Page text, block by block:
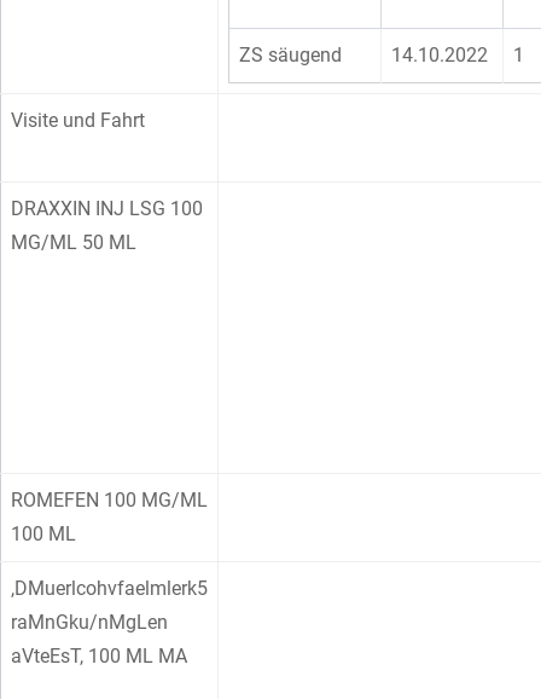
ZS säugend 14.10.2022 1
Visite und Fahrt
DRAXXIN INJ LSG 100
MG/ML 50 ML
ROMEFEN 100 MG/ML
100 ML
,DMuerlcohvfaelmlerk5
raMnGku/nMgLen
aVteEsT, 100 ML MA